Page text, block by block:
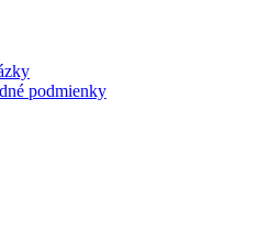
podmienky